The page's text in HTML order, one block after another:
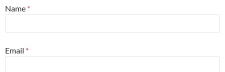
Name *
Email *